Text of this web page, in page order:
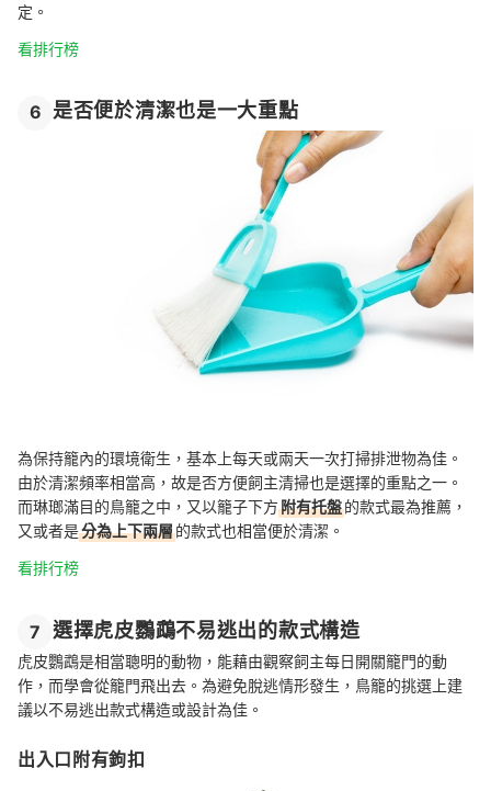
定。
看排行榜
6 是否便於清潔也是一大重點
為保持籠內的環境衛生，基本上每天或兩天一次打掃排泄物為佳。
由於清潔頻率相當高，故是否方便飼主清掃也是選擇的重點之一。
而琳瑯滿目的鳥籠之中，又以籠子下方附有托盤的款式最為推薦，
又或者是分為上下兩層的款式也相當便於清潔。
看排行榜
7 選擇虎皮鸚鵡不易逃出的款式構造
虎皮鸚鵡是相當聰明的動物，能藉由觀察飼主每日開關籠門的動
作，而學會從籠門飛出去。為避免脫逃情形發生，鳥籠的挑選上建
議以不易逃出款式構造或設計為佳。
出入口附有鉤扣